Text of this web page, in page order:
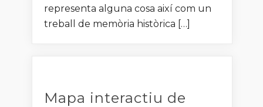
representa alguna cosa així com un
treball de memòria històrica […]
Mapa interactiu de